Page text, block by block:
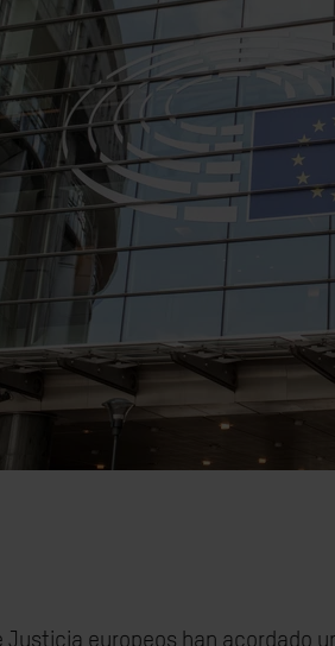
Justicia europeos han acordado